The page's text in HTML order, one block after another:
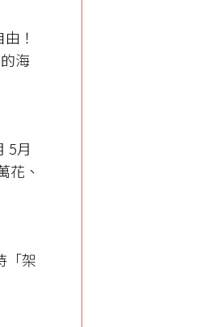
！
海
5月
花、
「架